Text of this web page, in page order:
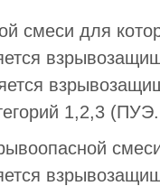
смеси для
1,2,3